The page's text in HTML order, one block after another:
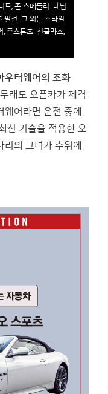
트, 존 스메들리. 데님
필선. 그 외는 스타일
, 존스톤즈. 선글라스,
우터웨어의 조화
래도 오픈카가 제격
웨어라면 운전 중에
신 기술을 적용한 오
리의 그녀가 추위에